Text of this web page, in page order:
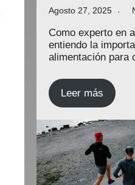
Agosto 27, 2025
Como experto en
entiendo la
alimentación para
Leer más